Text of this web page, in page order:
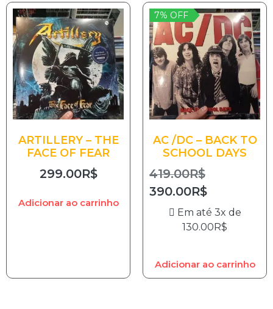
ARTILLERY – THE
FACE OF FEAR
299.00R$
Adicionar ao carrinho
7% OFF
AC /DC – BACK TO
SCHOOL DAYS
419.00R$
390.00R$
Em até 3x de
130.00R$
Adicionar ao carrinho